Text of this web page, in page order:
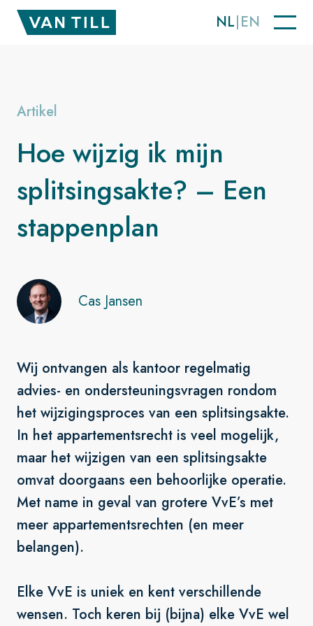
NL EN
Artikel
Hoe wijzig ik mijn
splitsingsakte? – Een
stappenplan
Cas Jansen
Wij ontvangen als kantoor regelmatig
advies- en ondersteuningsvragen rondom
het wijzigingsproces van een splitsingsakte.
In het appartementsrecht is veel mogelijk,
maar het wijzigen van een splitsingsakte
omvat doorgaans een behoorlijke operatie.
Met name in geval van grotere VvE’s met
meer appartementsrechten (en meer
belangen).
Elke VvE is uniek en kent verschillende
wensen. Toch keren bij (bijna) elke VvE wel